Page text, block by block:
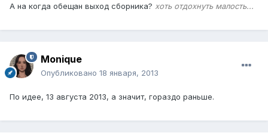
А на когда обещан выход сборника? хоть отдохнуть малость...
Monique
Опубликовано 18 января, 2013
По идее, 13 августа 2013, а значит, гораздо раньше.